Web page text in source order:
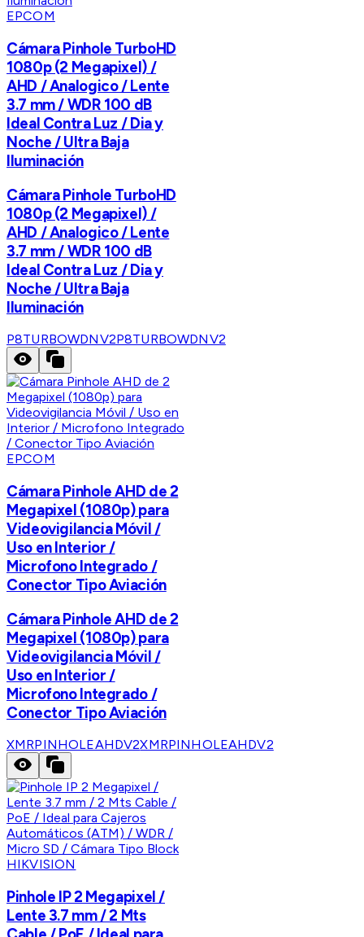
EPCOM
Cámara Pinhole TurboHD
1080p (2 Megapixel) /
AHD / Analogico / Lente
3.7 mm / WDR 100 dB
Ideal Contra Luz / Dia y
Noche / Ultra Baja
Iluminación
Cámara Pinhole TurboHD
1080p (2 Megapixel) /
AHD / Analogico / Lente
3.7 mm / WDR 100 dB
Ideal Contra Luz / Dia y
Noche / Ultra Baja
Iluminación
P8TURBOWDNV2P8TURBOWDNV2
EPCOM
Cámara Pinhole AHD de 2
Megapixel (1080p) para
Videovigilancia Móvil /
Uso en Interior /
Microfono Integrado /
Conector Tipo Aviación
Cámara Pinhole AHD de 2
Megapixel (1080p) para
Videovigilancia Móvil /
Uso en Interior /
Microfono Integrado /
Conector Tipo Aviación
XMRPINHOLEAHDV2XMRPINHOLEAHDV2
HIKVISION
Pinhole IP 2 Megapixel /
Lente 3.7 mm / 2 Mts